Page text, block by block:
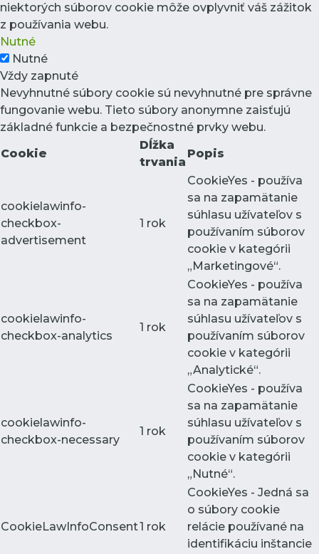
niektorých súborov cookie môže ovplyvniť váš zážitok
z používania webu.
Nutné
Nutné
Vždy zapnuté
Nevyhnutné súbory cookie sú nevyhnutné pre správne
fungovanie webu. Tieto súbory anonymne zaisťujú
základné funkcie a bezpečnostné prvky webu.
Cookie
Dĺžka
trvania
Popis
cookielawinfo-
checkbox-
advertisement
1 rok
CookieYes - používa
sa na zapamätanie
súhlasu užívateľov s
používaním súborov
cookie v kategórii
„Marketingové“.
cookielawinfo-
checkbox-analytics
1 rok
CookieYes - používa
sa na zapamätanie
súhlasu užívateľov s
používaním súborov
cookie v kategórii
„Analytické“.
cookielawinfo-
checkbox-necessary
1 rok
CookieYes - používa
sa na zapamätanie
súhlasu užívateľov s
používaním súborov
cookie v kategórii
„Nutné“.
CookieLawInfoConsent1 rok
CookieYes - Jedná sa
o súbory cookie
relácie používané na
identifikáciu inštancie